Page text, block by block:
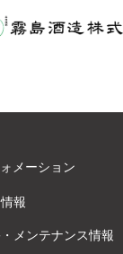
メーション
報
メンテナンス情報